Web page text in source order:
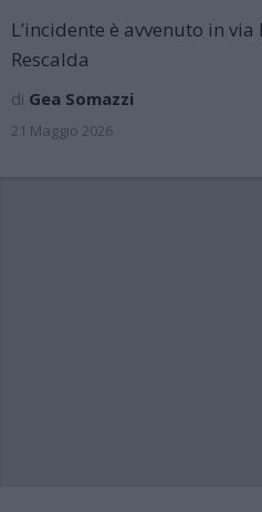
L’incidente è avvenuto in
Rescalda
di Gea Somazzi
21 Maggio 2026